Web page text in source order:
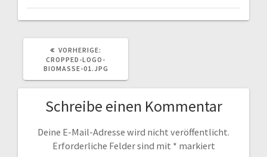
VORHERIGE:
BEITRAG:
CROPPED-LOGO-
BIOMASSE-01.JPG
Schreibe einen Kommentar
Deine E-Mail-Adresse wird nicht veröffentlicht.
Erforderliche Felder sind mit * markiert